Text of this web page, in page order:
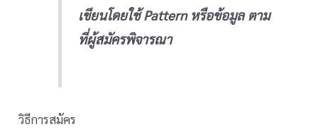
เขียนโดยใช้ Pattern หรือข้อมูล ตาม
ที่ผู้สมัครพิจารณา
วิธีการสมัคร